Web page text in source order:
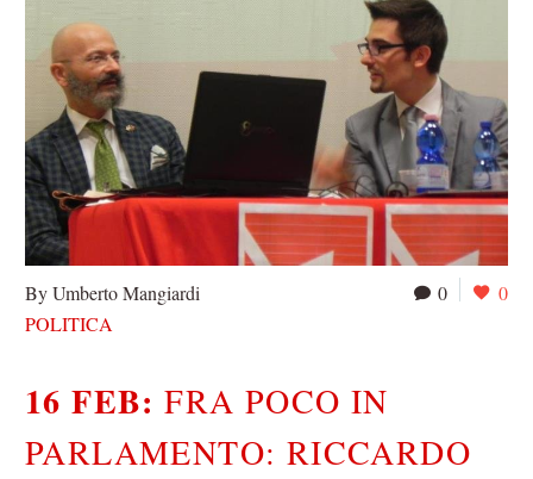
0 0
By Umberto Mangiardi
POLITICA
16 FEB:FRA POCO IN
PARLAMENTO: RICCARDO